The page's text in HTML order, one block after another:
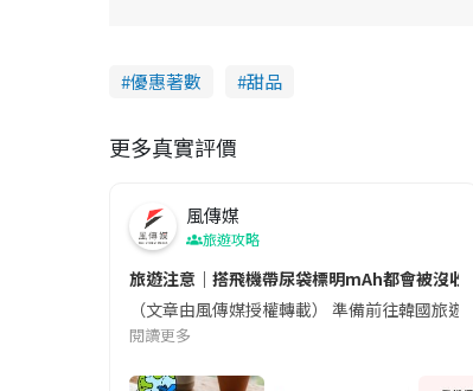
優惠著數 甜品
更多真實評價
風傳媒
旅遊攻略
旅遊注意｜搭飛機帶尿袋標明mAh都會被沒收
（文章由風傳媒授權轉載） 準備前往韓國
閱讀更多